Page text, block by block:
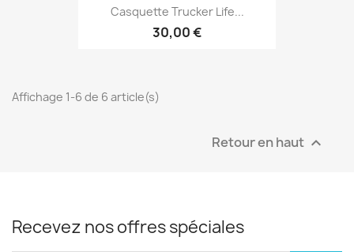
Casquette Trucker Life...
30,00 €
Affichage 1-6 de 6 article(s)
Retour en haut 
Recevez nos offres spéciales